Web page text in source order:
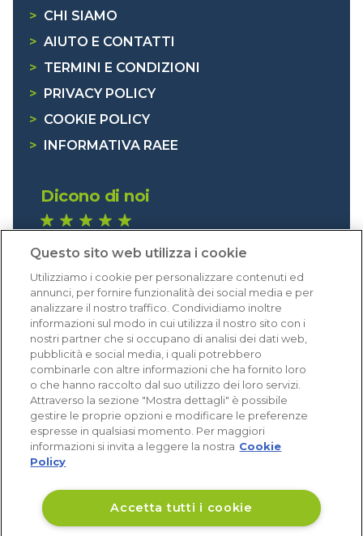
> CHI SIAMO
> AIUTO E CONTATTI
> TERMINI E CONDIZIONI
>
PRIVACY POLICY
> COOKIE POLICY
>
INFORMATIVA RAEE
Dicono di noi
Eccellente (4,8)
Acquisti verificati
Questo sito web utilizza i cookie
Utilizziamo i cookie per personalizzare contenuti ed
annunci, per fornire funzionalità dei social media e per
analizzare il nostro traffico. Condividiamo inoltre
informazioni sul modo in cui utilizza il nostro sito con i
nostri partner che si occupano di analisi dei dati web,
pubblicità e social media, i quali potrebbero
combinarle con altre informazioni che ha fornito loro
o che hanno raccolto dal suo utilizzo dei loro servizi.
Attraverso la sezione "Mostra dettagli" è possibile
gestire le proprie opzioni e modificare le preferenze
espresse in qualsiasi momento. Per maggiori
informazioni si invita a leggere la nostra Cookie
Policy
Accetta tutti i cookie